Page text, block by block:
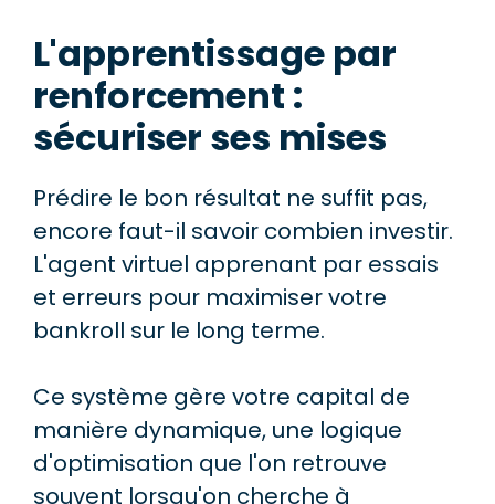
L'apprentissage par
renforcement :
sécuriser ses mises
Prédire le bon résultat ne suffit pas,
encore faut-il savoir combien investir.
L'agent virtuel apprenant par essais
et erreurs pour maximiser votre
bankroll sur le long terme.
Ce système gère votre capital de
manière dynamique, une logique
d'optimisation que l'on retrouve
souvent lorsqu'on cherche à